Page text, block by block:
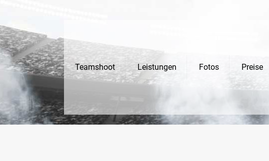
Teamshoot Leistungen Fotos Preise